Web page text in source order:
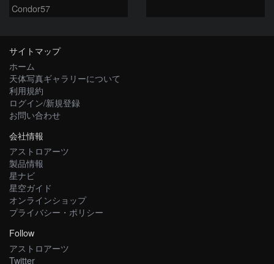
Condor57
サイトマップ
ホーム
天体写真ギャラリーについて
利用規約
ログイン/新規登録
お問い合わせ
会社情報
アストロアーツ
製品情報
星ナビ
星空ガイド
オンラインショップ
プライバシー・ポリシー
Follow
アストロアーツ
Twitter